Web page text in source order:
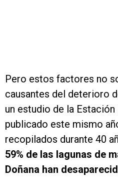
Pero estos factores no
causantes del deterioro
un estudio de la
publicado este mismo
recopilados durante 40
59% de las lagunas de
Doñana han